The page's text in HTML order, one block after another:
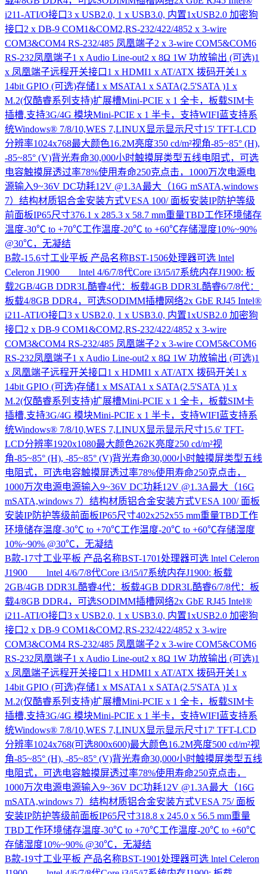
i211-ATI/O接口3 x USB2.0, 1 x USB3.0, 内置1xUSB2.0 加密狗
接口2 x DB-9 COM1&COM2,RS-232/422/4852 x 3-wire
COM3&COM4 RS-232/485 凤凰端子2 x 3-wire COM5&COM6
RS-232凤凰端子1 x Audio Line-out2 x 8Ω 1W 功放输出 (可选)1
x 凤凰端子远程开关接口1 x HDMI1 x AT/ATX 拨码开关1 x
14bit GPIO (可选)存储1 x MSATA1 x SATA(2.5'SATA )1 x
M.2(仅酷睿系列支持)扩展槽Mini-PCIE x 1 全卡，板载SIM卡
插槽,支持3G/4G 模块Mini-PCIE x 1 半卡，支持WIFI蓝支持系
统Windows® 7/8/10,WES 7,LINUX显示显示尺寸15' TFT-LCD
分辨率1024x768最大颜色16.2M亮度350 cd/m²视角-85~85° (H),
-85~85° (V)背光寿命30,000小时触摸屏类型五线电阻式，可选
电容触摸屏透过率78%使用寿命250克点击，1000万次电源电
源输入9~36V DC功耗12V @1.3A最大（16G mSATA,windows
7）结构材质铝合金安装方式VESA 100/ 面板安装IP防护等级
前面板IP65尺寸376.1 x 285.3 x 58.7 mm重量TBD工作环境储存
温度-30℃ to +70℃工作温度-20℃ to +60℃存储湿度10%~90%
@30℃，无凝结
B款-15.6寸工业平板 产品名称BST-1506处理器可选 lntel
Celeron J1900 lntel 4/6/7/8代Core i3/i5/i7系统内存J1900: 板
载2GB/4GB DDR3L酷睿4代：板载4GB DDR3L酷睿6/7/8代：
板载4/8GB DDR4，可选SODIMM插槽网络2x GbE RJ45 Intel®
i211-ATI/O接口3 x USB2.0, 1 x USB3.0, 内置1xUSB2.0 加密狗
接口2 x DB-9 COM1&COM2,RS-232/422/4852 x 3-wire
COM3&COM4 RS-232/485 凤凰端子2 x 3-wire COM5&COM6
RS-232凤凰端子1 x Audio Line-out2 x 8Ω 1W 功放输出 (可选)1
x 凤凰端子远程开关接口1 x HDMI1 x AT/ATX 拨码开关1 x
14bit GPIO (可选)存储1 x MSATA1 x SATA(2.5'SATA )1 x
M.2(仅酷睿系列支持)扩展槽Mini-PCIE x 1 全卡，板载SIM卡
插槽,支持3G/4G 模块Mini-PCIE x 1 半卡，支持WIFI蓝支持系
统Windows® 7/8/10,WES 7,LINUX显示显示尺寸15.6' TFT-
LCD分辨率1920x1080最大颜色262K亮度250 cd/m²视
角-85~85° (H), -85~85° (V)背光寿命30,000小时触摸屏类型五线
电阻式，可选电容触摸屏透过率78%使用寿命250克点击，
1000万次电源电源输入9~36V DC功耗12V @1.3A最大（16G
mSATA,windows 7）结构材质铝合金安装方式VESA 100/ 面板
安装IP防护等级前面板IP65尺寸402x252x55 mm重量TBD工作
环境储存温度-30℃ to +70℃工作温度-20℃ to +60℃存储湿度
10%~90% @30℃，无凝结
B款-17寸工业平板 产品名称BST-1701处理器可选 lntel Celeron
J1900 lntel 4/6/7/8代Core i3/i5/i7系统内存J1900: 板载
2GB/4GB DDR3L酷睿4代：板载4GB DDR3L酷睿6/7/8代：板
载4/8GB DDR4，可选SODIMM插槽网络2x GbE RJ45 Intel®
i211-ATI/O接口3 x USB2.0, 1 x USB3.0, 内置1xUSB2.0 加密狗
接口2 x DB-9 COM1&COM2,RS-232/422/4852 x 3-wire
COM3&COM4 RS-232/485 凤凰端子2 x 3-wire COM5&COM6
RS-232凤凰端子1 x Audio Line-out2 x 8Ω 1W 功放输出 (可选)1
x 凤凰端子远程开关接口1 x HDMI1 x AT/ATX 拨码开关1 x
14bit GPIO (可选)存储1 x MSATA1 x SATA(2.5'SATA )1 x
M.2(仅酷睿系列支持)扩展槽Mini-PCIE x 1 全卡，板载SIM卡
插槽,支持3G/4G 模块Mini-PCIE x 1 半卡，支持WIFI蓝支持系
统Windows® 7/8/10,WES 7,LINUX显示显示尺寸17' TFT-LCD
分辨率1024x768(可选800x600)最大颜色16.2M亮度500 cd/m²视
角-85~85° (H), -85~85° (V)背光寿命30,000小时触摸屏类型五线
电阻式，可选电容触摸屏透过率78%使用寿命250克点击，
1000万次电源电源输入9~36V DC功耗12V @1.3A最大（16G
mSATA,windows 7）结构材质铝合金安装方式VESA 75/ 面板
安装IP防护等级前面板IP65尺寸318.8 x 245.0 x 56.5 mm重量
TBD工作环境储存温度-30℃ to +70℃工作温度-20℃ to +60℃
存储湿度10%~90% @30℃，无凝结
B款-19寸工业平板 产品名称BST-1901处理器可选 lntel Celeron